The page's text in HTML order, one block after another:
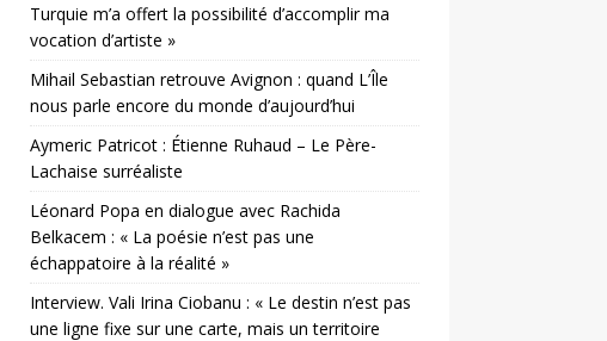
Turquie m’a offert la possibilité d’accomplir ma
vocation d’artiste »
Mihail Sebastian retrouve Avignon : quand L’Île
nous parle encore du monde d’aujourd’hui
Aymeric Patricot : Étienne Ruhaud – Le Père-
Lachaise surréaliste
Léonard Popa en dialogue avec Rachida
Belkacem : « La poésie n’est pas une
échappatoire à la réalité »
Interview. Vali Irina Ciobanu : « Le destin n’est pas
une ligne fixe sur une carte, mais un territoire